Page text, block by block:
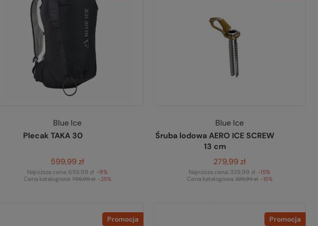
Blue Ice
Plecak TAKA 30
599,99 zł
Najniższa cena: 659,99 zł -9%
Cena katalogowa: 799,99 zł -25%
Blue Ice
Śruba lodowa AERO ICE SCREW
13 cm
279,99 zł
Najniższa cena: 329,99 zł -15%
Cena katalogowa: 329,99 zł -15%
Promocja Promocja